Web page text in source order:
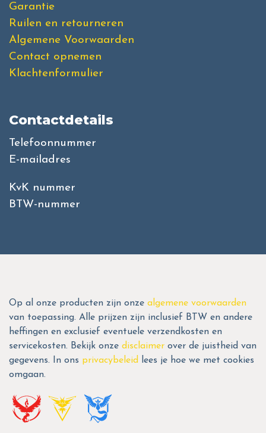
Garantie
Ruilen en retourneren
Algemene Voorwaarden
Contact opnemen
Klachtenformulier
Contactdetails
Telefoonnummer
E-mailadres
KvK nummer
BTW-nummer
Op al onze producten zijn onze algemene voorwaarden
van toepassing. Alle prijzen zijn inclusief BTW en andere
heffingen en exclusief eventuele verzendkosten en
servicekosten. Bekijk onze disclaimer over de juistheid van
gegevens. In ons privacybeleid
lees je hoe we met cookies
omgaan.